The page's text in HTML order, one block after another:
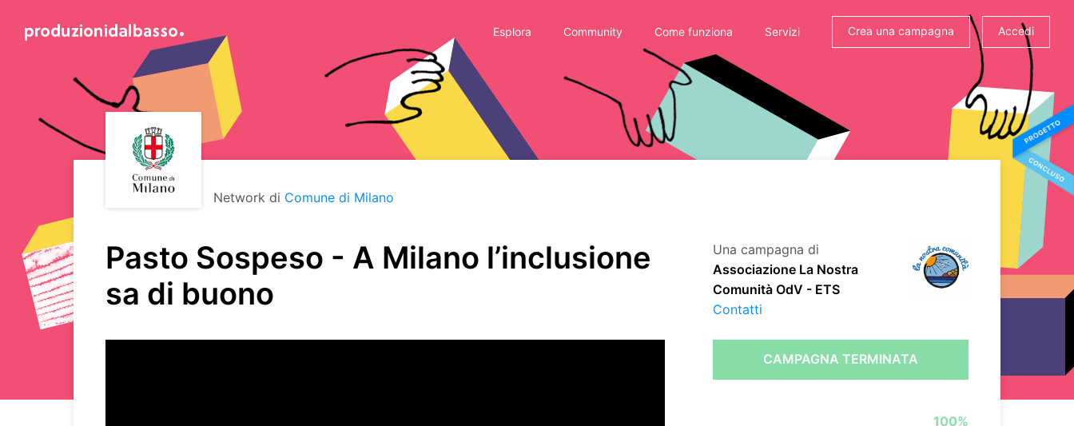
Esplora Community Come funziona Servizi Crea una campagna Accedi
Network di Comune di Milano
Pasto Sospeso - A Milano l’inclusione
sa di buono
Una campagna di
Associazione La Nostra
Comunità OdV - ETS
Contatti
CAMPAGNA TERMINATA
100%